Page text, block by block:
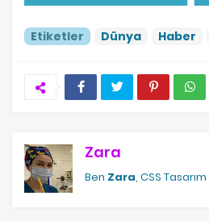
Etiketler Dünya Haber
Zara
Ben Zara, CSS